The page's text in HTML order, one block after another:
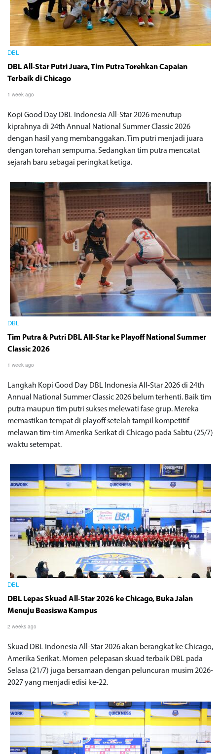
DBL
DBL All-Star Putri Juara, Tim Putra Torehkan Capaian
Terbaik di Chicago
1 week ago
Kopi Good Day DBL Indonesia All-Star 2026 menutup
kiprahnya di 24th Annual National Summer Classic 2026
dengan hasil yang membanggakan. Tim putri menjadi juara
dengan torehan sempurna. Sedangkan tim putra mencatat
sejarah baru sebagai peringkat ketiga.
DBL
Tim Putra & Putri DBL All-Star ke Playoff National Summer
Classic 2026
1 week ago
Langkah Kopi Good Day DBL Indonesia All-Star 2026 di 24th
Annual National Summer Classic 2026 belum terhenti. Baik tim
putra maupun tim putri sukses melewati fase grup. Mereka
memastikan tempat di playoff setelah tampil kompetitif
melawan tim-tim Amerika Serikat di Chicago pada Sabtu (25/7)
waktu setempat.
DBL
DBL Lepas Skuad All-Star 2026 ke Chicago, Buka Jalan
Menuju Beasiswa Kampus
2 weeks ago
Skuad DBL Indonesia All-Star 2026 akan berangkat ke Chicago,
Amerika Serikat. Momen pelepasan skuad terbaik DBL pada
Selasa (21/7) juga bersamaan dengan peluncuran musim 2026-
2027 yang menjadi edisi ke-22.